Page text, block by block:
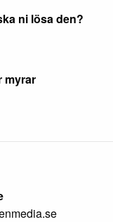
ni lösa den?
myrar